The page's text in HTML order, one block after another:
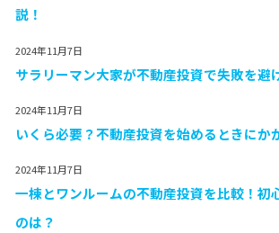
説！
2024年11月7日
サラリーマン大家が不動産投資で失敗を避
2024年11月7日
いくら必要？不動産投資を始めるときにか
2024年11月7日
一棟とワンルームの不動産投資を比較！初
のは？